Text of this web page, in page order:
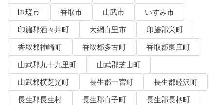
匝瑳市
香取市 山武市
いすみ市
印旛郡酒々井町
大網白里市
印旛郡栄町
香取郡神崎町
香取郡多古町
香取郡東庄町
山武郡九十九里町
山武郡芝山町
山武郡横芝光町
長生郡一宮町
長生郡睦沢町
長生郡長生村
長生郡白子町
長生郡長柄町